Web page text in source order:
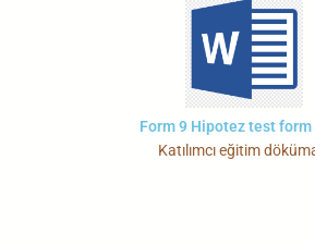
Form 9 Hipotez test form
Katılımcı eğitim